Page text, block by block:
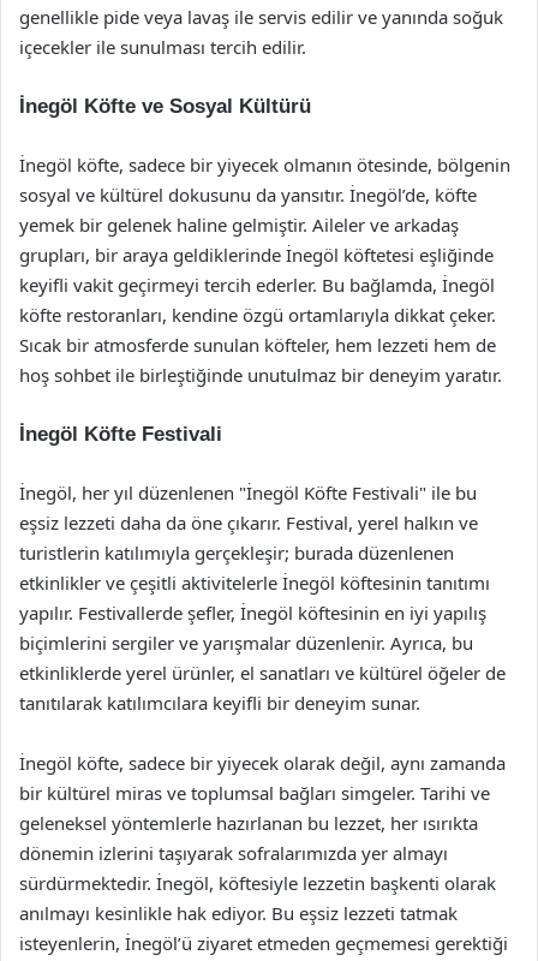
genellikle pide veya lavaş ile servis edilir ve yanında soğuk
içecekler ile sunulması tercih edilir.
İnegöl Köfte ve Sosyal Kültürü
İnegöl köfte, sadece bir yiyecek olmanın ötesinde, bölgenin
sosyal ve kültürel dokusunu da yansıtır. İnegöl’de, köfte
yemek bir gelenek haline gelmiştir. Aileler ve arkadaş
grupları, bir araya geldiklerinde İnegöl köftetesi eşliğinde
keyifli vakit geçirmeyi tercih ederler. Bu bağlamda, İnegöl
köfte restoranları, kendine özgü ortamlarıyla dikkat çeker.
Sıcak bir atmosferde sunulan köfteler, hem lezzeti hem de
hoş sohbet ile birleştiğinde unutulmaz bir deneyim yaratır.
İnegöl Köfte Festivali
İnegöl, her yıl düzenlenen "İnegöl Köfte Festivali" ile bu
eşsiz lezzeti daha da öne çıkarır. Festival, yerel halkın ve
turistlerin katılımıyla gerçekleşir; burada düzenlenen
etkinlikler ve çeşitli aktivitelerle İnegöl köftesinin tanıtımı
yapılır. Festivallerde şefler, İnegöl köftesinin en iyi yapılış
biçimlerini sergiler ve yarışmalar düzenlenir. Ayrıca, bu
etkinliklerde yerel ürünler, el sanatları ve kültürel öğeler de
tanıtılarak katılımcılara keyifli bir deneyim sunar.
İnegöl köfte, sadece bir yiyecek olarak değil, aynı zamanda
bir kültürel miras ve toplumsal bağları simgeler. Tarihi ve
geleneksel yöntemlerle hazırlanan bu lezzet, her ısırıkta
dönemin izlerini taşıyarak sofralarımızda yer almayı
sürdürmektedir. İnegöl, köftesiyle lezzetin başkenti olarak
anılmayı kesinlikle hak ediyor. Bu eşsiz lezzeti tatmak
isteyenlerin, İnegöl’ü ziyaret etmeden geçmemesi gerektiği